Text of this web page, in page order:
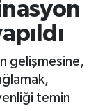
gelişmesine,
temin